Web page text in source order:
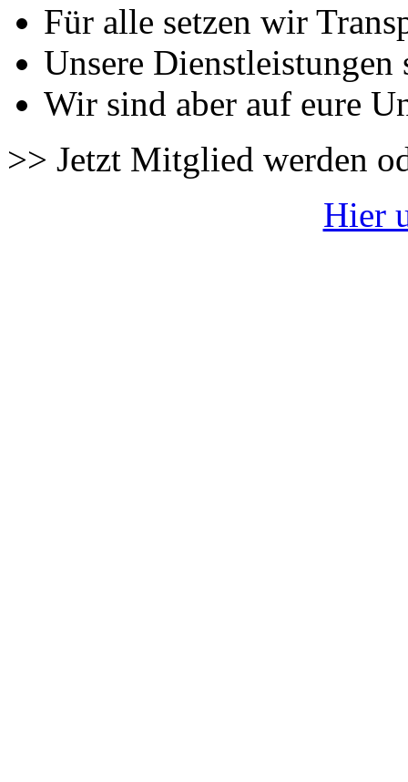
Für alle setzen wir
Unsere Dienstleistungen
Wir sind aber auf eure
>> Jetzt Mitglied werden
Hier